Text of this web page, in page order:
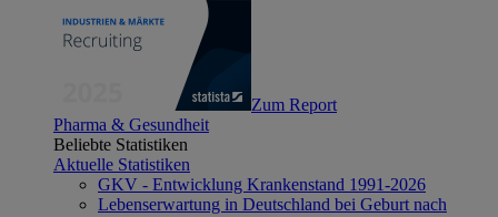
Zum Report
Pharma & Gesundheit
Beliebte Statistiken
Aktuelle Statistiken
GKV - Entwicklung Krankenstand 1991-2026
Lebenserwartung in Deutschland bei Geburt nach